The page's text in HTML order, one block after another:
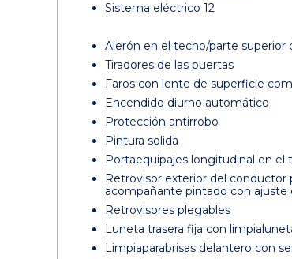
Sistema eléctrico 12
Alerón en el techo/parte superior
Tiradores de las puertas
Faros con lente de superficie
Encendido diurno automático
Protección antirrobo
Pintura solida
Portaequipajes longitudinal en
Retrovisor exterior del
acompañante pintado con
Retrovisores plegables
Luneta trasera fija con
Limpiaparabrisas delantero con